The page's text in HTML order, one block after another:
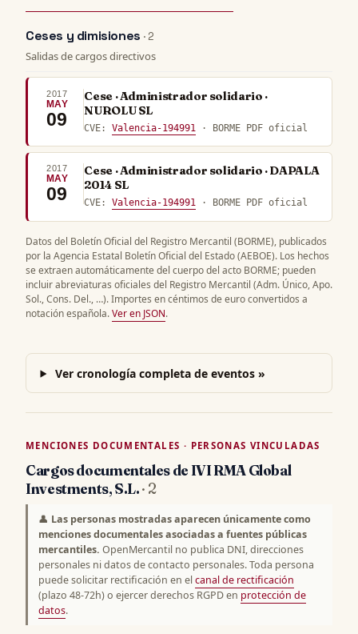
Ceses y dimisiones · 2
Salidas de cargos directivos
2017
MAY
09
Cese · Administrador solidario ·
NUROLU SL
CVE:Valencia-194991 · BORME PDF oficial
2017
MAY
09
Cese · Administrador solidario · DAPALA
2014 SL
CVE:Valencia-194991 · BORME PDF oficial
Datos del Boletín Oficial del Registro Mercantil (BORME), publicados
por la Agencia Estatal Boletín Oficial del Estado (AEBOE). Los hechos
se extraen automáticamente del cuerpo del acto BORME; pueden
incluir abreviaturas oficiales del Registro Mercantil (Adm. Único, Apo.
Sol., Cons. Del., …). Importes en céntimos de euro convertidos a
notación española.Ver en JSON.
Ver cronología completa de eventos »
MENCIONES DOCUMENTALES · PERSONAS VINCULADAS
Cargos documentales de IVI RMA Global
Investments, S.L.· 2
👤 Las personas mostradas aparecen únicamente como
menciones documentales asociadas a fuentes públicas
mercantiles. OpenMercantil no publica DNI, direcciones
personales ni datos de contacto personales. Toda persona
puede solicitar rectificación en elcanal de rectificación
(plazo 48-72h) o ejercer derechos RGPD en protección de
datos.